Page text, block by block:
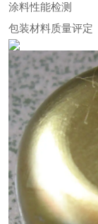
涂料性能检测
包装材料质量评定